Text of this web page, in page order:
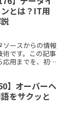
とは？IT用
ソースからの情報
術です。この記事
応用までを、初心
】オーバーヘ
をサクッと